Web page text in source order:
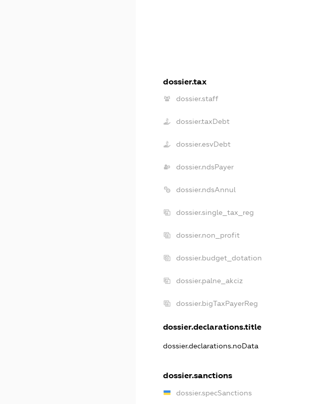
dossier.tax
dossier.staff
dossier.taxDebt
dossier.esvDebt
dossier.ndsPayer
dossier.ndsAnnul
dossier.single_tax_reg
dossier.non_profit
dossier.budget_dotation
dossier.palne_akciz
dossier.bigTaxPayerReg
dossier.declarations.title
dossier.declarations.noData
dossier.sanctions
dossier.specSanctions